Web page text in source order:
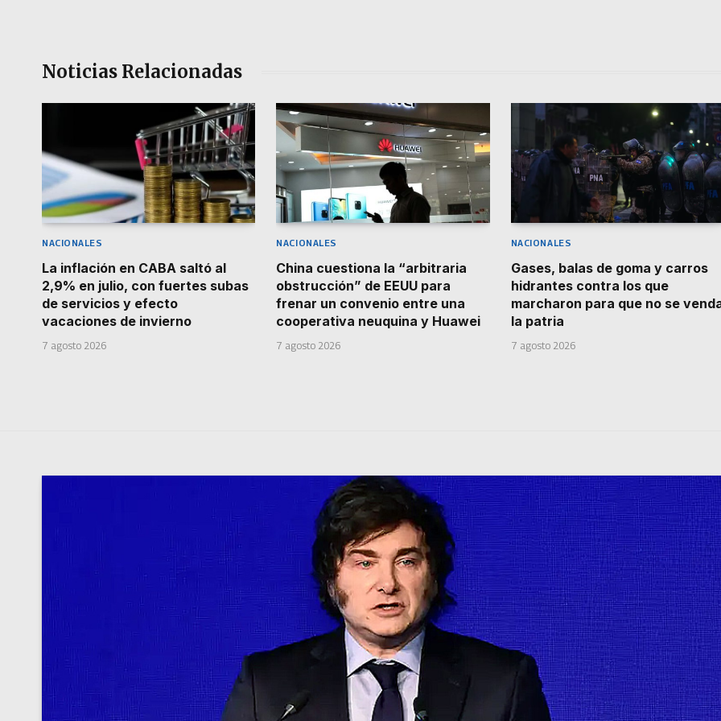
Noticias Relacionadas
NACIONALES
La inflación en CABA saltó al
2,9% en julio, con fuertes subas
de servicios y efecto
vacaciones de invierno
7 agosto 2026
NACIONALES
China cuestiona la “arbitraria
obstrucción” de EEUU para
frenar un convenio entre una
cooperativa neuquina y Huawei
7 agosto 2026
NACIONALES
Gases, balas de goma y carros
hidrantes contra los que
marcharon para que no se
la patria
7 agosto 2026